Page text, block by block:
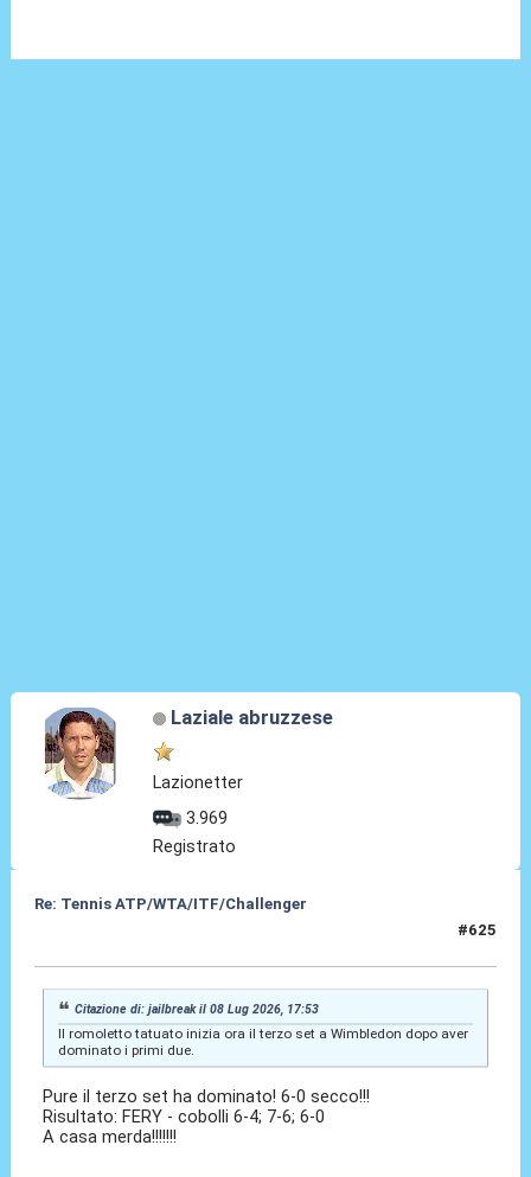
Laziale abruzzese
Lazionetter
3.969
Registrato
Re: Tennis ATP/WTA/ITF/Challenger
#625
Citazione di: jailbreak il 08 Lug 2026, 17:53
Il romoletto tatuato inizia ora il terzo set a Wimbledon dopo aver
dominato i primi due.
Pure il terzo set ha dominato! 6-0 secco!!!
Risultato: FERY - cobolli 6-4; 7-6; 6-0
A casa merda!!!!!!!